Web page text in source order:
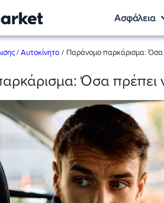
Ασφάλεια
/ Αυτοκίνητο / Παράνομο παρκάρισμα: Όσα
Όσα πρέπει